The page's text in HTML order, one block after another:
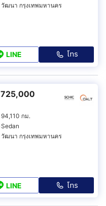
วัฒนา กรุงเทพมหานคร
LINE โทร
725,000
94,110 กม.
Sedan
วัฒนา กรุงเทพมหานคร
LINE โทร